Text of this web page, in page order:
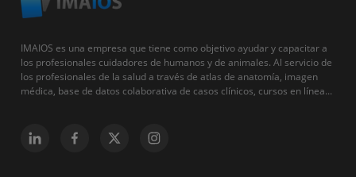
IMAIOS es una empresa que tiene como objetivo ayudar y capacitar a
los profesionales cuidadores de humanos y de animales. Al servicio de
los profesionales de la salud a través de atlas de anatomía, imagen
médica, base de datos colaborativa de casos clínicos, cursos en línea...